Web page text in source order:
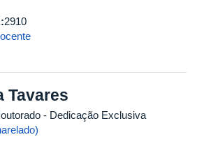
2910
Tavares
- Dedicação Exclusiva